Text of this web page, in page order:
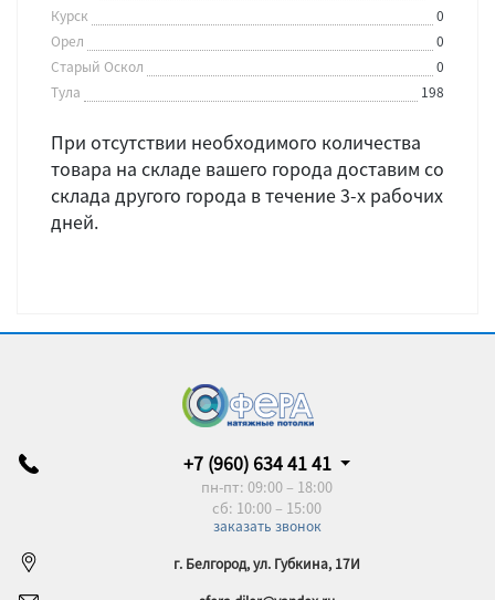
Курск
0
Орел
0
Старый Оскол
0
Тула
198
При отсутствии необходимого количества
товара на складе вашего города доставим со
склада другого города в течение 3-х рабочих
дней.
+7 (960) 634 41 41
пн-пт: 09:00 – 18:00
сб: 10:00 – 15:00
заказать звонок
г. Белгород, ул. Губкина, 17И